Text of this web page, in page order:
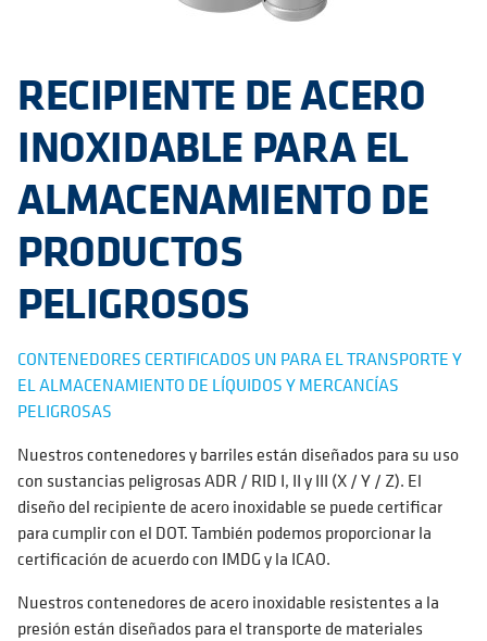
RECIPIENTE DE ACERO
INOXIDABLE PARA EL
ALMACENAMIENTO DE
PRODUCTOS
PELIGROSOS
CONTENEDORES CERTIFICADOS UN PARA EL TRANSPORTE Y
EL ALMACENAMIENTO DE LÍQUIDOS Y MERCANCÍAS
PELIGROSAS
Nuestros contenedores y barriles están diseñados para su uso
con sustancias peligrosas ADR / RID I, II y III (X / Y / Z). El
diseño del recipiente de acero inoxidable se puede certificar
para cumplir con el DOT. También podemos proporcionar la
certificación de acuerdo con IMDG y la ICAO.
Nuestros contenedores de acero inoxidable resistentes a la
presión están diseñados para el transporte de materiales